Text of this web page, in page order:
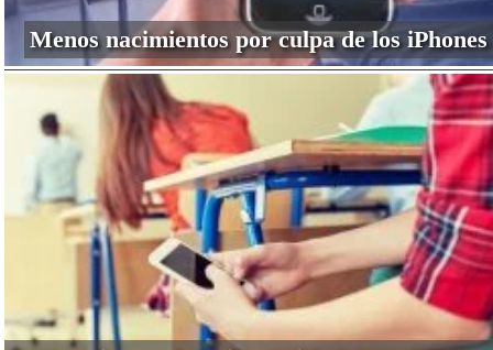
Menos nacimientos por culpa de los iPhones